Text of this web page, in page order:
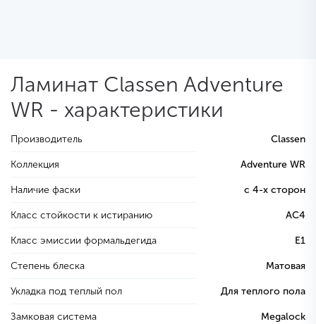
Ламинат Classen Adventure
WR - характеристики
Производитель Classen
Коллекция Adventure WR
Наличие фаски с 4-х сторон
Класс стойкости к истиранию AC4
Класс эмиссии формальдегида E1
Степень блеска Матовая
Укладка под теплый пол Для теплого пола
Замковая система Megalock